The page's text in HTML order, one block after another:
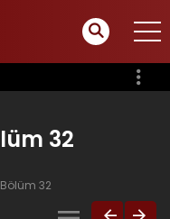
32
Bölüm 32